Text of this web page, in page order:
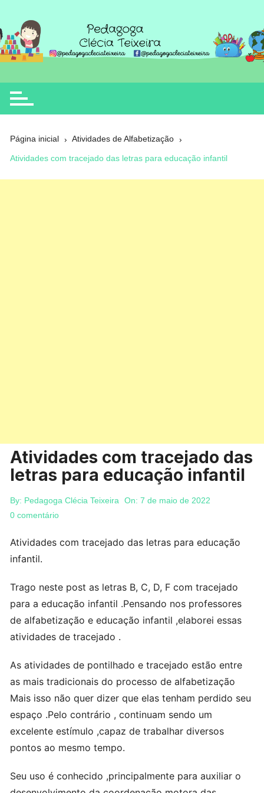
o
conteúdo
Clécia Teixeira
educação
Página inicial Atividades de Alfabetização
Atividades com tracejado das letras para educação infantil
Atividades com tracejado das
letras para educação infantil
By: Pedagoga Clécia Teixeira On:7 de maio de 2022
0 comentário
Atividades com tracejado das letras para educação
infantil.
Trago neste post as letras B, C, D, F com tracejado
para a educação infantil .Pensando nos professores
de alfabetização e educação infantil ,elaborei essas
atividades de tracejado .
As atividades de pontilhado e tracejado estão entre
as mais tradicionais do processo de alfabetização
Mais isso não quer dizer que elas tenham perdido seu
espaço .Pelo contrário , continuam sendo um
excelente estímulo ,capaz de trabalhar diversos
pontos ao mesmo tempo.
Seu uso é conhecido ,principalmente para auxiliar o